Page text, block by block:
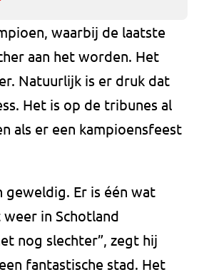
waarbij de laatste
aan het worden. Het
Natuurlijk is er druk dat
Het is op de tribunes al
als er een kampioensfeest
Er is één wat
in Schotland
nog slechter”, zegt hij
fantastische stad. Het